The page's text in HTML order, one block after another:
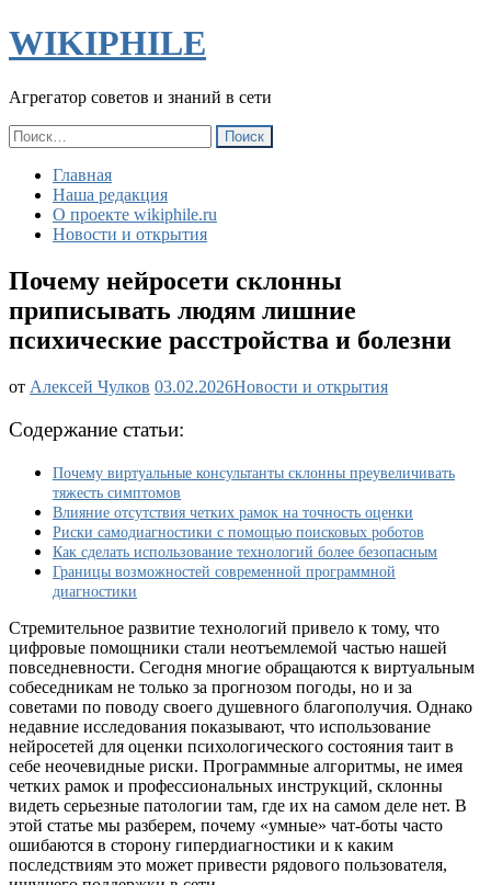
WIKIPHILE
Агрегатор советов и знаний в сети
Найти:
Главная
Наша редакция
О проекте wikiphile.ru
Новости и открытия
Почему нейросети склонны
приписывать людям лишние
психические расстройства и болезни
от Алексей Чулков 03.02.2026Почему
лишние
расстройства
и
болезни
Новости и открытия
Содержание статьи:
Почему виртуальные консультанты склонны преувеличивать
тяжесть симптомов
Влияние отсутствия четких рамок на точность оценки
Риски самодиагностики с помощью поисковых роботов
Как сделать использование технологий более безопасным
Границы возможностей современной программной
диагностики
Стремительное развитие технологий привело к тому, что
цифровые помощники стали неотъемлемой частью нашей
повседневности. Сегодня многие обращаются к виртуальным
собеседникам не только за прогнозом погоды, но и за
советами по поводу своего душевного благополучия. Однако
недавние исследования показывают, что использование
нейросетей для оценки психологического состояния таит в
себе неочевидные риски. Программные алгоритмы, не имея
четких рамок и профессиональных инструкций, склонны
видеть серьезные патологии там, где их на самом деле нет. В
этой статье мы разберем, почему «умные» чат-боты часто
ошибаются в сторону гипердиагностики и к каким
последствиям это может привести рядового пользователя,